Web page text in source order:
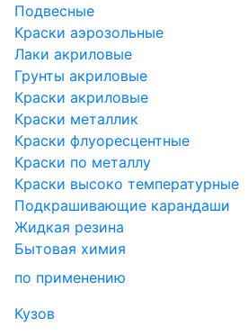
Подвесные
Краски аэрозольные
Лаки акриловые
Грунты акриловые
Краски акриловые
Краски металлик
Краски флуоресцентные
Краски по металлу
Краски высоко температурные
Подкрашивающие карандаши
Жидкая резина
Бытовая химия
по применению
Кузов